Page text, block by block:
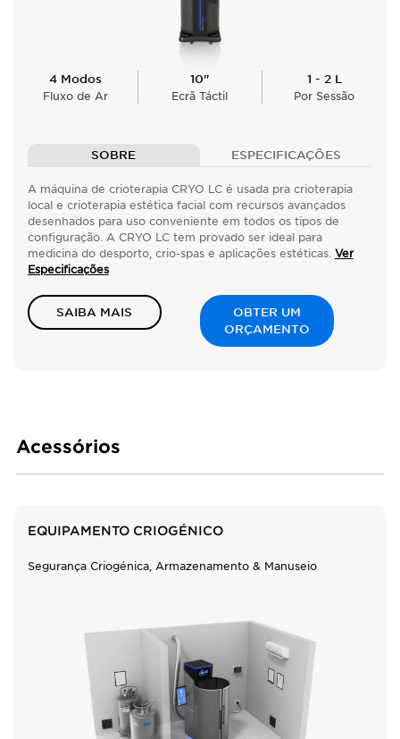
4 Modos
Fluxo de Ar
10"
Ecrã Táctil
1 - 2 L
Por Sessão
SOBRE ESPECIFICAÇÕES
A máquina de crioterapia CRYO LC é usada pra crioterapia
local e crioterapia estética facial com recursos avançados
desenhados para uso conveniente em todos os tipos de
configuração. A CRYO LC tem provado ser ideal para
medicina do desporto, crio-spas e aplicações estéticas. Ver
Especificações
SAIBA MAIS
OBTER UM
ORÇAMENTO
Acessórios
EQUIPAMENTO CRIOGÉNICO
Segurança Criogénica, Armazenamento & Manuseio